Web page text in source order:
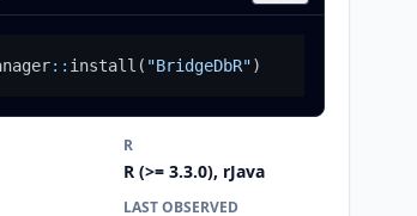
:: install ( "BridgeDbR")
R
R (>= 3.3.0), rJava
LAST OBSERVED